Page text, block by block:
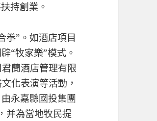
持創業。
拳”。如酒店項目
辟“牧家樂”模式。
蘭酒店管理有限
化表演等活動，
永嘉縣國投集團
并為當地牧民提